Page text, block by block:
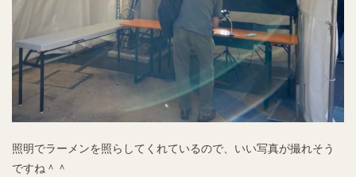
照明でラーメンを照らしてくれているので、いい写真が撮れそう
ですね＾＾